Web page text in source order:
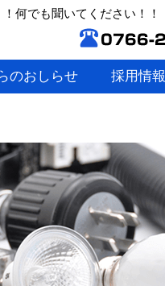
何でも聞いてください！！
のおしらせ 採用情報